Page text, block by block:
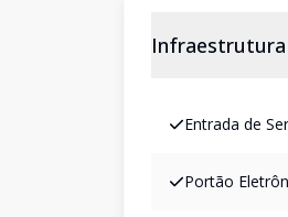
Infraestrutura
Entrada de
Portão